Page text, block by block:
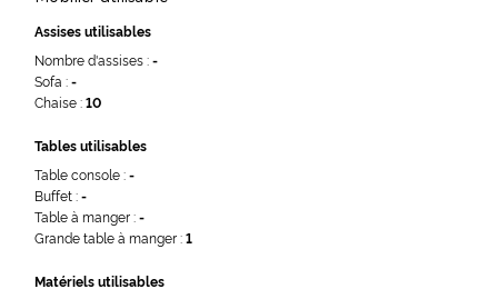
Assises utilisables
Nombre d'assises :-
Sofa :-
Chaise :10
Tables utilisables
Table console :-
Buffet :-
Table à manger :-
Grande table à manger :1
Matériels utilisables